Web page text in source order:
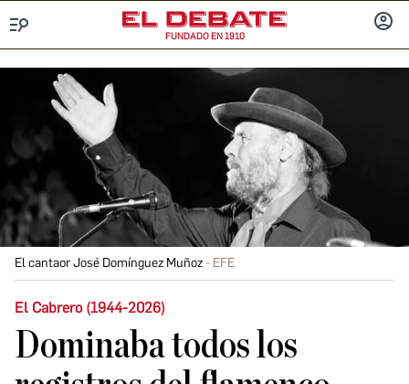
FUNDADO EN 1910
El cantaor José Domínguez Muñoz EFE
El Cabrero (1944-2026)
Dominaba todos los